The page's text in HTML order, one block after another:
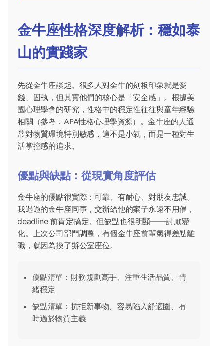
金牛座性格深度解析：穩如泰
山的實踐家
先從金牛座談起。很多人對金牛的刻板印象就是愛
錢、固執，但其實他們的核心是「安全感」。根據美
國心理學會的研究，性格中的穩定性往往與童年經驗
相關（參考： APA性格心理學資源）。金牛座的人通
常對物質環境特別敏感，這不是小氣，而是一種對生
活掌控感的追求。
優點與缺點：從現實角度評估
金牛座的優點很實際：可靠、有耐心、對朋友忠誠。
我遇過的金牛座同事，交辦給他的案子永遠不用催，
deadline 前肯定搞定。但缺點也很明顯——討厭變
化。上次公司部門調整，有個金牛座前輩氣得差點離
職，就因為換了辦公室座位。
優點清單：財務規劃高手、注重生活品質、情
緒穩定
缺點清單：抗拒新事物、容易陷入舒適圈、有
時過於物質主義